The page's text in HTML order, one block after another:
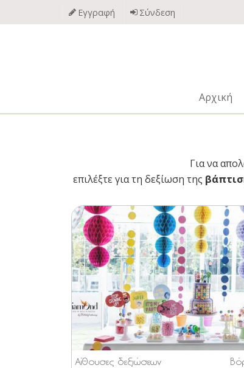
προς
Εγγραφή Σύνδεση
Αρχική
Για να
επιλέξτε για τη δεξίωση της
Αίθουσες δεξιώσεων